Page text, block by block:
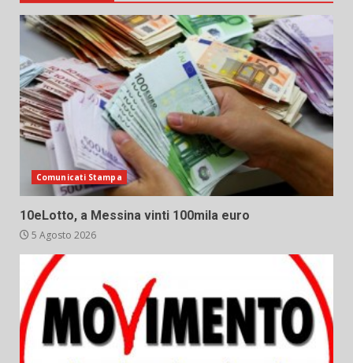
Comunicati Stampa
10eLotto, a Messina vinti 100mila euro
5 Agosto 2026